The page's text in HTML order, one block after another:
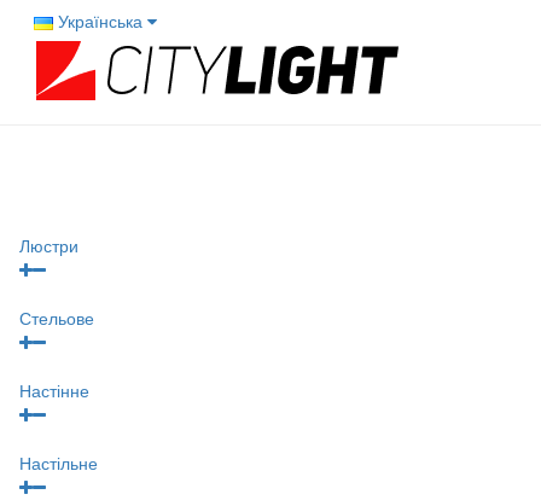
Українська
Люстри
Стельове
Настінне
Настільне